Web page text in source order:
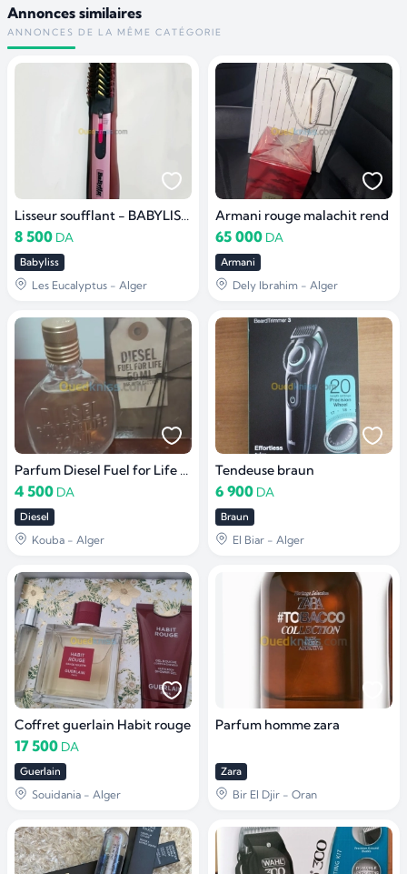
Annonces similaires
ANNONCES DE LA MÊME CATÉGORIE
Lisseur soufflant - BABYLISS Puissance 700 watts
8 500 DA
Babyliss
Les Eucalyptus - Alger
Armani rouge malachit rend
65 000 DA
Armani
Dely Ibrahim - Alger
Parfum Diesel Fuel for Life original
4 500 DA
Diesel
Kouba - Alger
Tendeuse braun
6 900 DA
Braun
El Biar - Alger
Coffret guerlain Habit rouge
17 500 DA
Guerlain
Souidania - Alger
Parfum homme zara
Zara
Bir El Djir - Oran